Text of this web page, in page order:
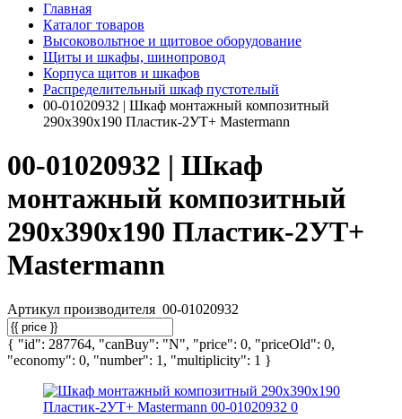
Главная
Каталог товаров
Высоковольтное и щитовое оборудование
Щиты и шкафы, шинопровод
Корпуса щитов и шкафов
Распределительный шкаф пустотелый
00-01020932 | Шкаф монтажный композитный
290х390х190 Пластик-2УТ+ Mastermann
00-01020932 | Шкаф
монтажный композитный
290х390х190 Пластик-2УТ+
Mastermann
Артикул производителя 00-01020932
{ "id": 287764, "canBuy": "N", "price": 0, "priceOld": 0,
"economy": 0, "number": 1, "multiplicity": 1 }